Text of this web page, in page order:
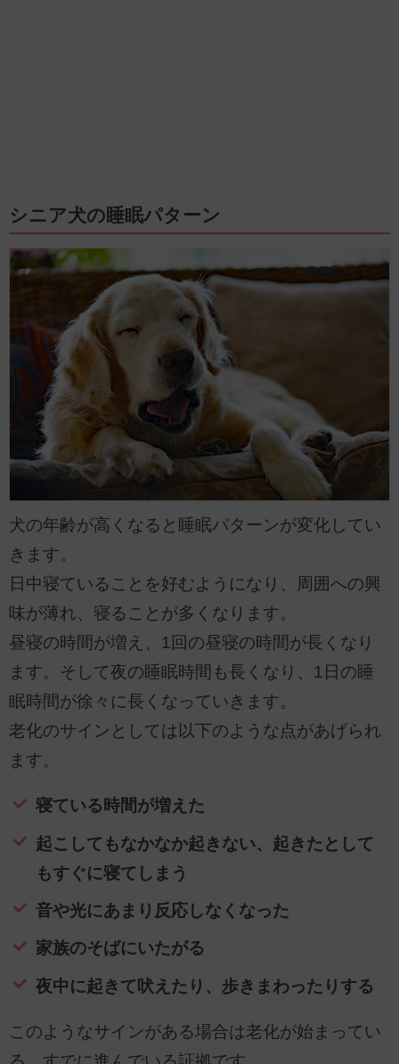
シニア犬の睡眠パターン
犬の年齢が高くなると睡眠パターンが変化してい
きます。
日中寝ていることを好むようになり、周囲への興
味が薄れ、寝ることが多くなります。
昼寝の時間が増え、1回の昼寝の時間が長くなり
ます。そして夜の睡眠時間も長くなり、1日の睡
眠時間が徐々に長くなっていきます。
老化のサインとしては以下のような点があげられ
ます。
寝ている時間が増えた
起こしてもなかなか起きない、起きたとして
もすぐに寝てしまう
音や光にあまり反応しなくなった
家族のそばにいたがる
夜中に起きて吠えたり、歩きまわったりする
このようなサインがある場合は老化が始まってい